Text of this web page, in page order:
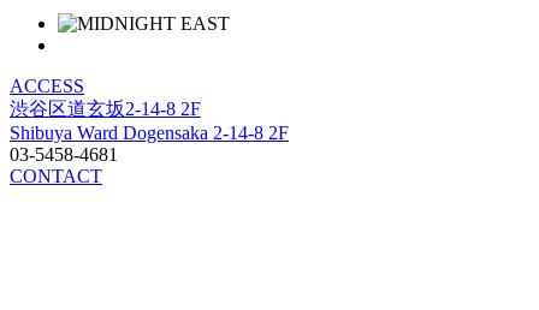
ACCESS
渋谷区道玄坂2-14-8 2F
Shibuya Ward Dogensaka 2-14-8 2F
03-5458-4681
CONTACT